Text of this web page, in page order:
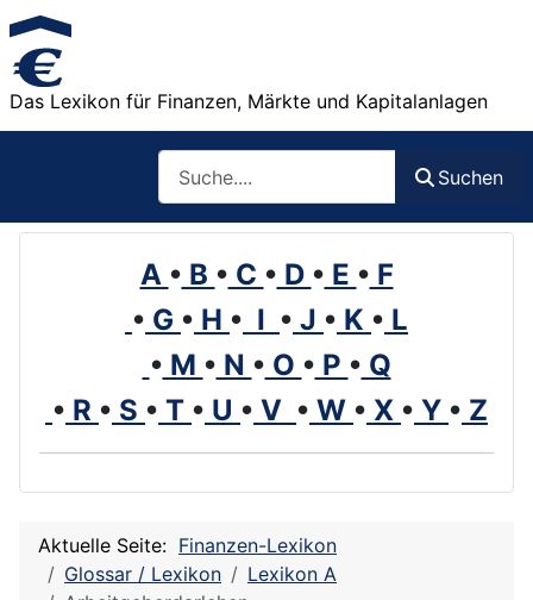
Das Lexikon für Finanzen, Märkte und Kapitalanlagen
Suchen
A • B • C • D • E • F
• G • H • I • J • K • L
• M • N • O • P • Q
• R • S • T • U • V • W • X • Y • Z
Aktuelle Seite: Finanzen-Lexikon
Glossar / Lexikon
Lexikon A